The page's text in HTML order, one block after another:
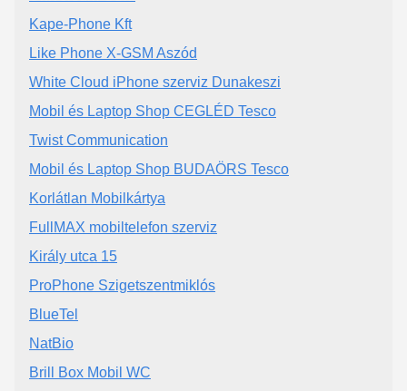
Kape-Phone Kft
Like Phone X-GSM Aszód
White Cloud iPhone szerviz Dunakeszi
Mobil és Laptop Shop CEGLÉD Tesco
Twist Communication
Mobil és Laptop Shop BUDAÖRS Tesco
Korlátlan Mobilkártya
FullMAX mobiltelefon szerviz
Király utca 15
ProPhone Szigetszentmiklós
BlueTel
NatBio
Brill Box Mobil WC